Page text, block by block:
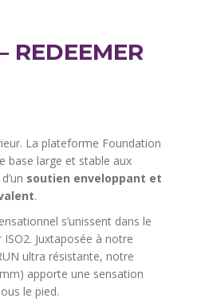
REDEEMER
La plateforme Foundation
base large et stable aux
soutien enveloppant et
.
s’unissent dans le
Juxtaposée à notre
ultra résistante, notre
apporte une sensation
le pied.